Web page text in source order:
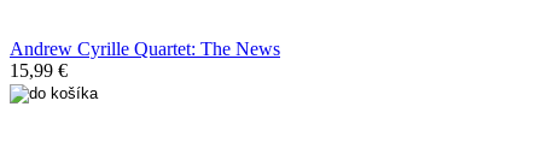
Andrew Cyrille Quartet: The News
15,99 €